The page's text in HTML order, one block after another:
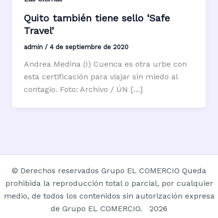
Quito también tiene sello ‘Safe
Travel’
admin / 4 de septiembre de 2020
Andrea Medina (I) Cuenca es otra urbe con
esta certificación para viajar sin miedo al
contagio. Foto: Archivo / ÚN […]
© Derechos reservados Grupo EL COMERCIO Queda
prohibida la reproducción total o parcial, por cualquier
medio, de todos los contenidos sin autorización expresa
de Grupo EL COMERCIO. 2026